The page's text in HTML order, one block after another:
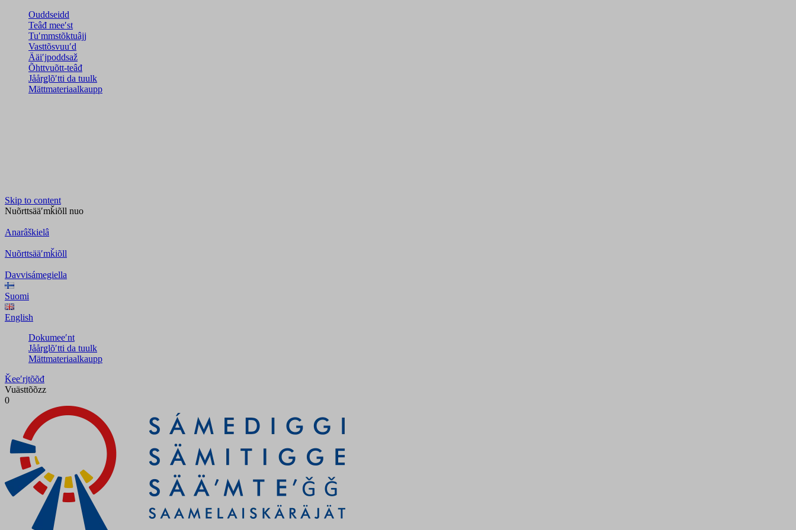
Ouddseidd
Teâđ meeʹst
Tuʹmmstõktuâjj
Vasttõsvuuʹd
Ääiʹjpoddsaž
Õhttvuõtt-teâđ
Jåårǥlõʹtti da tuulk
Mättmateriaalkaupp
Skip to content
Nuõrttsääʹmǩiõll nuo
Anarâškielâ
Nuõrttsääʹmǩiõll
Davvisámegiella
Suomi
English
Dokumeeʹnt
Jåårǥlõʹtti da tuulk
Mättmateriaalkaupp
Ǩeeʹrjtõõđ
Vuästtõõzz
0